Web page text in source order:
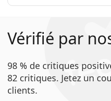
Vérifié par
98 % de critiques
82 critiques. Jetez un
clients.